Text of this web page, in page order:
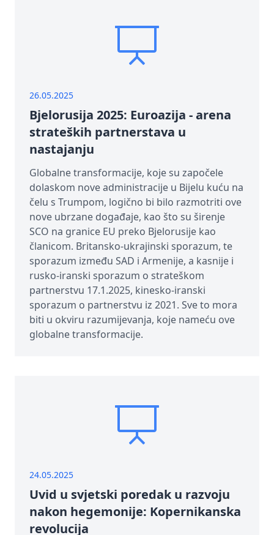
26.05.2025
Bjelorusija 2025: Euroazija - arena
strateških partnerstava u
nastajanju
Globalne transformacije, koje su započele
dolaskom nove administracije u Bijelu kuću na
čelu s Trumpom, logično bi bilo razmotriti ove
nove ubrzane događaje, kao što su širenje
SCO na granice EU preko Bjelorusije kao
članicom. Britansko-ukrajinski sporazum, te
sporazum između SAD i Armenije, a kasnije i
rusko-iranski sporazum o strateškom
partnerstvu 17.1.2025, kinesko-iranski
sporazum o partnerstvu iz 2021. Sve to mora
biti u okviru razumijevanja, koje nameću ove
globalne transformacije.
24.05.2025
Uvid u svjetski poredak u razvoju
nakon hegemonije: Kopernikanska
revolucija